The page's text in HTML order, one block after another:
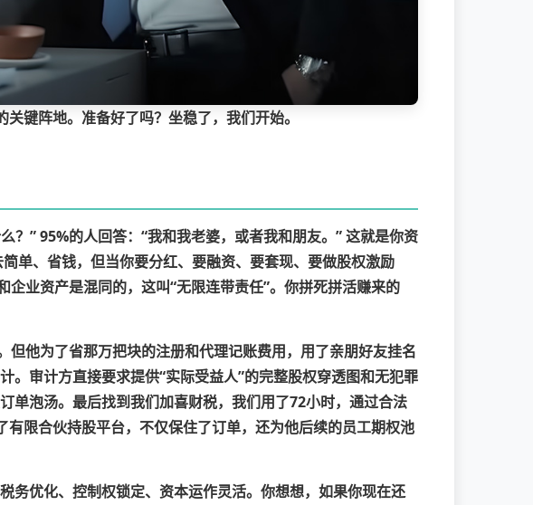
键阵地。准备好了吗？坐稳了，我们开始。
？” 95%的人回答：“我和我老婆，或者我和朋友。”这就是你资
单、省钱，但当你要分红、要融资、要套现、要做股权激励
业资产是混同的，这叫“无限连带责任”。你拼死拼活赚来的
他为了省那万把块的注册和代理记账费用，用了亲朋好友挂名
。审计方直接要求提供“实际受益人”的完整股权穿透图和无犯罪
单泡汤。最后找到我们加喜财税，我们用了72小时，通过合法
有限合伙持股平台，不仅保住了订单，还为他后续的员工期权池
务优化、控制权锁定、资本运作灵活。你想想，如果你现在还